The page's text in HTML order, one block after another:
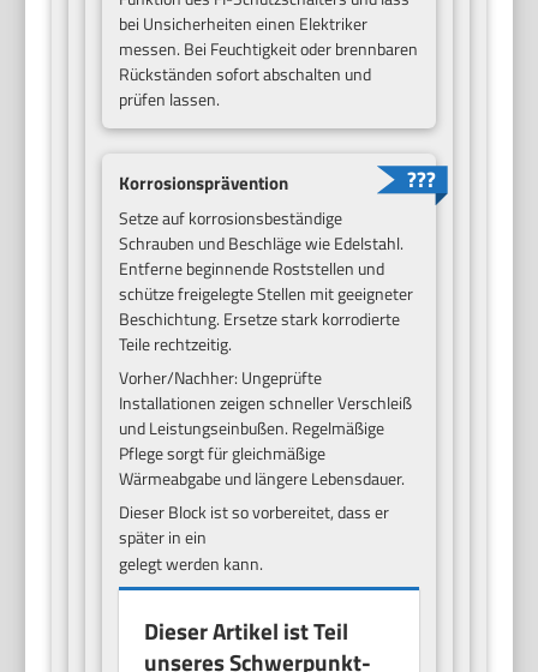
bei Unsicherheiten einen Elektriker
messen. Bei Feuchtigkeit oder brennbaren
Rückständen sofort abschalten und
prüfen lassen.
Korrosionsprävention
Setze auf korrosionsbeständige
Schrauben und Beschläge wie Edelstahl.
Entferne beginnende Roststellen und
schütze freigelegte Stellen mit geeigneter
Beschichtung. Ersetze stark korrodierte
Teile rechtzeitig.
Vorher/Nachher: Ungeprüfte
Installationen zeigen schneller Verschleiß
und Leistungseinbußen. Regelmäßige
Pflege sorgt für gleichmäßige
Wärmeabgabe und längere Lebensdauer.
Dieser Block ist so vorbereitet, dass er
später in ein
gelegt werden kann.
Dieser Artikel ist Teil
unseres Schwerpunkt-